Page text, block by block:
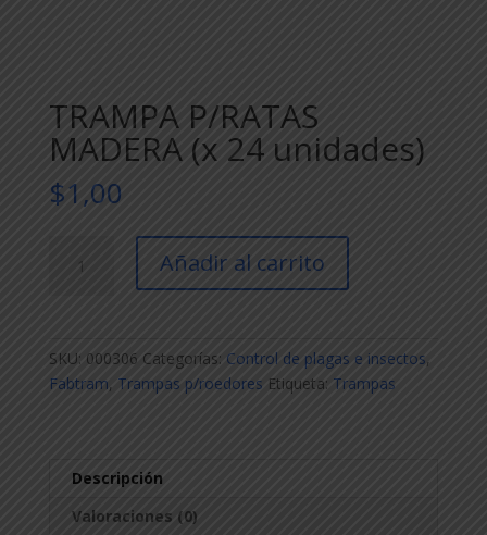
TRAMPA P/RATAS
MADERA (x 24 unidades)
$1,00
P/RATAS
Añadir al carrito
SKU: 000306 Categorías: Control de plagas e insectos,
Fabtram, Trampas p/roedores Etiqueta: Trampas
Descripción
Valoraciones (0)